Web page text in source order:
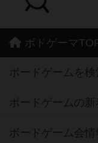
ボドゲーマ
ボードゲームを検
ボードゲームの
ボードゲーム会情